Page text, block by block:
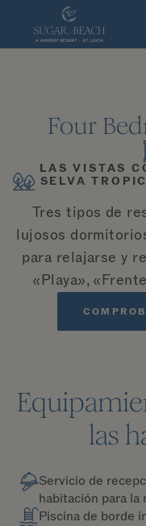
Ir al contenido principal
Four
LAS VISTAS
SELVA
Tres tipos de
lujosos
para relajarse y
«Playa»,
las
Servicio de
habitación para la
Piscina de borde